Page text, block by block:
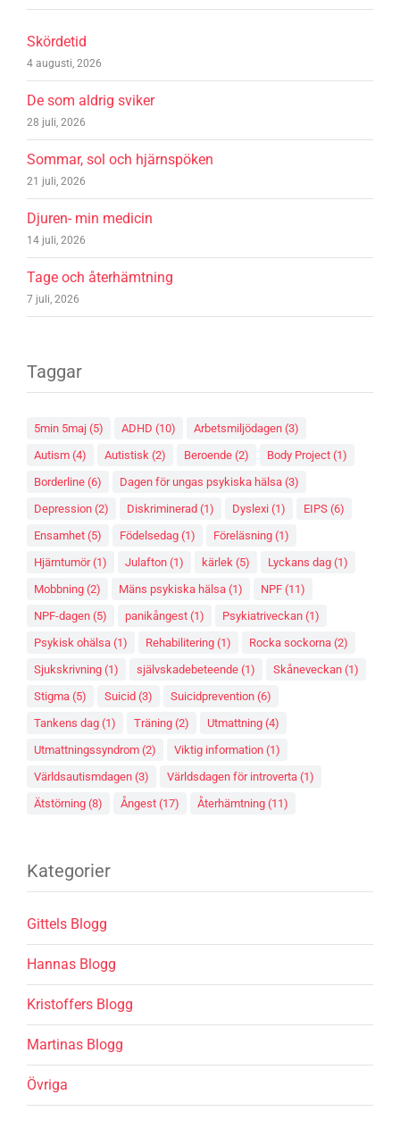
Skördetid
4 augusti, 2026
De som aldrig sviker
28 juli, 2026
Sommar, sol och hjärnspöken
21 juli, 2026
Djuren- min medicin
14 juli, 2026
Tage och återhämtning
7 juli, 2026
Taggar
5min 5maj (5) ADHD (10) Arbetsmiljödagen (3)
Autism (4) Autistisk (2) Beroende (2) Body Project (1)
Borderline (6) Dagen för ungas psykiska hälsa (3)
Depression (2) Diskriminerad (1) Dyslexi (1) EIPS (6)
Ensamhet (5) Födelsedag (1) Föreläsning (1)
Hjärntumör(1) Julafton (1) kärlek (5) Lyckans dag (1)
Mobbning (2) Mäns psykiska hälsa (1) NPF (11)
NPF-dagen (5) panikångest (1) Psykiatriveckan (1)
Psykisk ohälsa (1) Rehabilitering (1) Rocka sockorna (2)
Sjukskrivning (1) självskadebeteende (1) Skåneveckan (1)
Stigma (5) Suicid (3) Suicidprevention (6)
Tankens dag (1) Träning (2) Utmattning (4)
Utmattningssyndrom (2) Viktig information (1)
Världsautismdagen (3) Världsdagen för introverta (1)
Ätstörning (8) Ångest (17) Återhämtning (11)
Kategorier
Gittels Blogg
Hannas Blogg
Kristoffers Blogg
Martinas Blogg
Övriga